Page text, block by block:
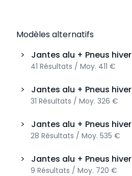
Modèles alternatifs
>
Jantes alu + Pneus hiver
41 Résultats / Moy. 411 €
> Jantes alu + Pneus hiver
31 Résultats / Moy. 326 €
> Jantes alu + Pneus hiver
28 Résultats / Moy. 535 €
> Jantes alu + Pneus hiver
9 Résultats / Moy. 720 €